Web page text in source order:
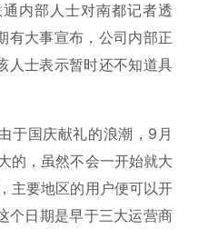
内部人士对南都记者透
有大事宣布，公司内部正
人士表示暂时还不知道具
于国庆献礼的浪潮，9月
的，虽然不会一开始就大
主要地区的用户便可以开
个日期是早于三大运营商